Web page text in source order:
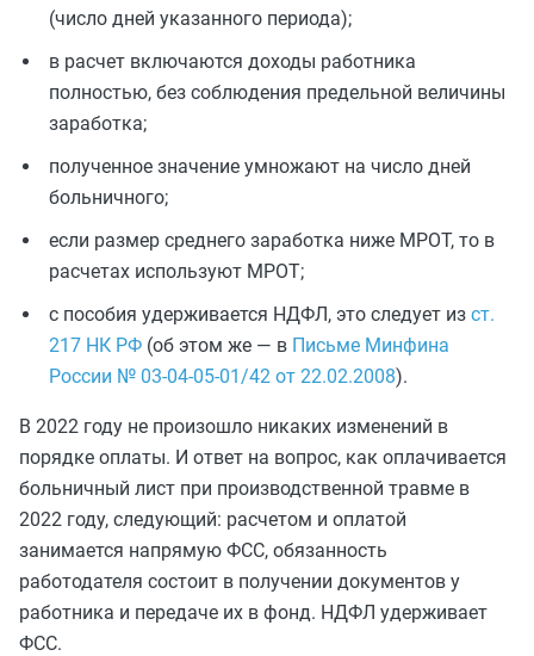
(число дней указанного периода);
в расчет включаются доходы работника
полностью, без соблюдения предельной величины
заработка;
полученное значение умножают на число дней
больничного;
если размер среднего заработка ниже МРОТ, то в
расчетах используют МРОТ;
с пособия удерживается НДФЛ, это следует из ст.
217 НК РФ (об этом же — в Письме Минфина
России № 03-04-05-01/42 от 22.02.2008).
В 2022 году не произошло никаких изменений в
порядке оплаты. И ответ на вопрос, как оплачивается
больничный лист при производственной травме в
2022 году, следующий: расчетом и оплатой
занимается напрямую ФСС, обязанность
работодателя состоит в получении документов у
работника и передаче их в фонд. НДФЛ удерживает
ФСС.